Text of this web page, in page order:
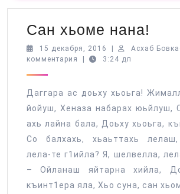
Сан хьоме нана!
15 декабря, 2016 15
декабря,
| Асхаб
комментария
| 3:24 дп
Даггара ас доьху хьоьга!
йойуш, Хеназа набарах юьйлуш,
ахь лайна бала, Доьху хьоьга,
Со балхахь, хьаьттахь
лела-те г1ийла? Я, шелвелла,
– Ойланаш яйтарна хийла,
къинт1ера яла, Хьо суна, сан